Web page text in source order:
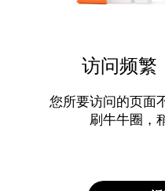
访问频繁
您所要访问的页面
刷牛牛圈，